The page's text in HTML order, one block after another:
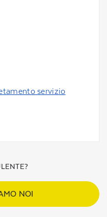
servizio
NOI